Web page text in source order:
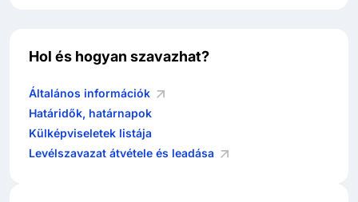
Hol és hogyan szavazhat?
Általános információk
Határidők, határnapok
Külképviseletek listája
Levélszavazat átvétele és leadása